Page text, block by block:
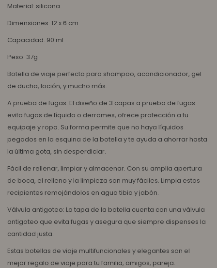
Material: silicona
Dimensiones: 12 x 6 cm
Capacidad: 90 ml
Peso: 37g
Botella de viaje perfecta para shampoo, acondicionador, gel
de ducha, loción, y mucho más.
A prueba de fugas: El diseño de 3 capas a prueba de fugas
evita fugas de líquido o derrames, ofrece protección a tu
equipaje y ropa. Su forma permite que no haya líquidos
pegados en la esquina de la botella y te ayuda a ahorrar hasta
la última gota, sin desperdiciar.
Fácil de rellenar, limpiar y almacenar. Con su amplia apertura
de boca, el relleno y la limpieza son muy fáciles. Limpia estos
recipientes remojándolos en agua tibia y jabón.
Válvula antigoteo: La tapa de la botella cuenta con una válvula
antigoteo que evita fugas y asegura que siempre dispenses la
cantidad justa.
Estas botellas de viaje multifuncionales y elegantes son el
mejor regalo de viaje para tu familia, amigos, pareja.